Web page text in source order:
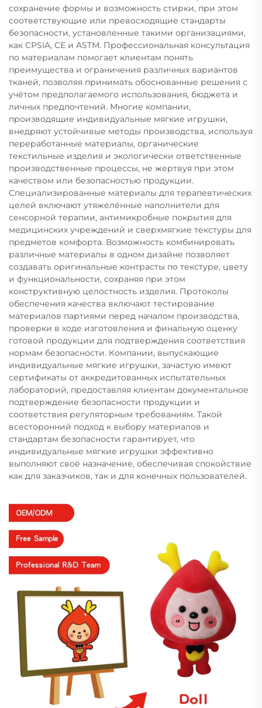
сохранение формы и возможность стирки, при этом
соответствующие или превосходящие стандарты
безопасности, установленные такими организациями,
как CPSIA, CE и ASTM. Профессиональная консультация
по материалам помогает клиентам понять
преимущества и ограничения различных вариантов
тканей, позволяя принимать обоснованные решения с
учётом предполагаемого использования, бюджета и
личных предпочтений. Многие компании,
производящие индивидуальные мягкие игрушки,
внедряют устойчивые методы производства, используя
переработанные материалы, органические
текстильные изделия и экологически ответственные
производственные процессы, не жертвуя при этом
качеством или безопасностью продукции.
Специализированные материалы для терапевтических
целей включают утяжелённые наполнители для
сенсорной терапии, антимикробные покрытия для
медицинских учреждений и сверхмягкие текстуры для
предметов комфорта. Возможность комбинировать
различные материалы в одном дизайне позволяет
создавать оригинальные контрасты по текстуре, цвету
и функциональности, сохраняя при этом
конструктивную целостность изделия. Протоколы
обеспечения качества включают тестирование
материалов партиями перед началом производства,
проверки в ходе изготовления и финальную оценку
готовой продукции для подтверждения соответствия
нормам безопасности. Компании, выпускающие
индивидуальные мягкие игрушки, зачастую имеют
сертификаты от аккредитованных испытательных
лабораторий, предоставляя клиентам документальное
подтверждение безопасности продукции и
соответствия регуляторным требованиям. Такой
всесторонний подход к выбору материалов и
стандартам безопасности гарантирует, что
индивидуальные мягкие игрушки эффективно
выполняют своё назначение, обеспечивая спокойствие
как для заказчиков, так и для конечных пользователей.